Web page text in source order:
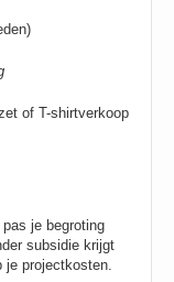
of T-shirtverkoop
je begroting
subsidie krijgt
je projectkosten.